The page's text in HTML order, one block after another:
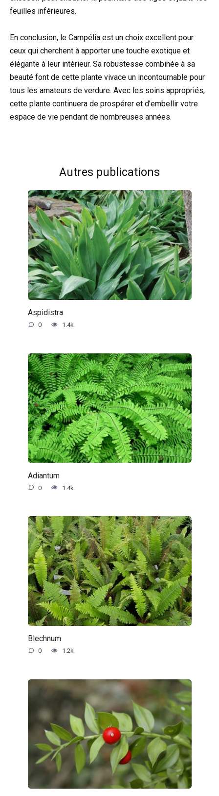
feuilles inférieures.
En conclusion, le Campélia est un choix excellent pour
ceux qui cherchent à apporter une touche exotique et
élégante à leur intérieur. Sa robustesse combinée à sa
beauté font de cette plante vivace un incontournable pour
tous les amateurs de verdure. Avec les soins appropriés,
cette plante continuera de prospérer et d’embellir votre
espace de vie pendant de nombreuses années.
Autres publications
Aspidistra
0 1.4k.
Adiantum
0 1.4k.
Blechnum
0 1.2k.